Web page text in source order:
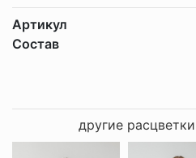
Артикул
Состав
другие